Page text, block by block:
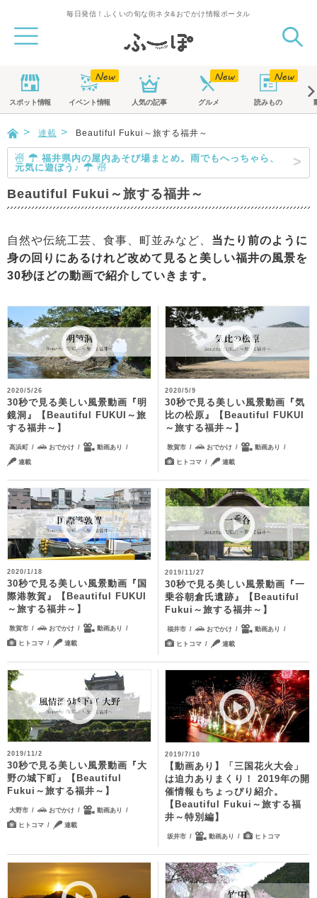
毎日発信！ふくいの旬な街ネタ&おでかけ情報ポータル
スポット情報 イベント情報 人気の記事 グルメ 読みもの
連載 Beautiful Fukui～旅する福井～
☃ ☂ 福井県内の屋内あそび場まとめ。雨でもへっちゃら、
元気に遊ぼう♪ ☂ ☃
Beautiful Fukui～旅する福井～
自然や伝統工芸、食事、町並みなど、 当たり前のように
身の回りにあるけれど改めて見ると美しい福井の風景を
30秒ほどの動画で紹介していきます。
2020/5/26
30秒で見る美しい風景動画『明
鏡洞』【Beautiful FUKUI～旅
する福井～】
高浜町 おでかけ 動画あり
連載
2020/5/9
30秒で見る美しい風景動画『気
比の松原』【Beautiful FUKUI
～旅する福井～】
敦賀市 おでかけ 動画あり
ヒトコマ 連載
2020/1/18
30秒で見る美しい風景動画『国
際港敦賀』【Beautiful FUKUI
～旅する福井～】
敦賀市 おでかけ 動画あり
ヒトコマ 連載
2019/11/27
30秒で見る美しい風景動画『一
乗谷朝倉氏遺跡』【Beautiful
Fukui～旅する福井～】
福井市 おでかけ 動画あり
ヒトコマ 連載
2019/11/2
30秒で見る美しい風景動画『大
野の城下町』【Beautiful
Fukui～旅する福井～】
大野市 おでかけ 動画あり
ヒトコマ 連載
2019/7/10
【動画あり】「三国花火大会」
は迫力ありまくり！ 2019年の開
催情報もちょっぴり紹介。
【Beautiful Fukui～旅する福
井～特別編】
坂井市 動画あり ヒトコマ